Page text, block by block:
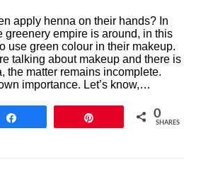
apply henna on their hands? In
greenery empire is around, in this
use green colour in their makeup.
talking about makeup and there is
the matter remains incomplete.
importance. Let’s know,…
0
SHARES